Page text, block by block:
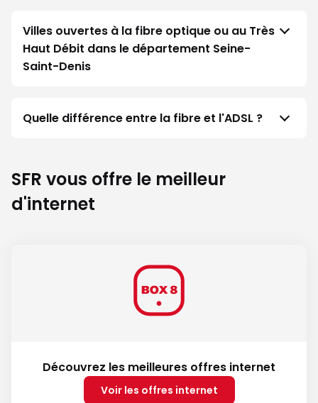
Villes ouvertes à la fibre optique ou au Très
Haut Débit dans le département Seine-
Saint-Denis
Quelle différence entre la fibre et l'ADSL ?
SFR vous offre le meilleur
d'internet
Découvrez les meilleures offres internet
Voir les offres internet